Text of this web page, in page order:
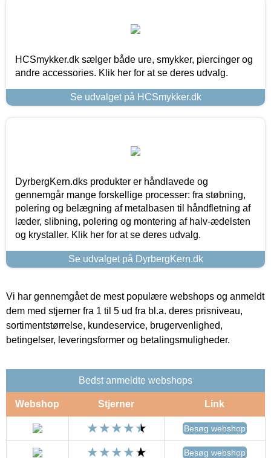
HCSmykker.dk sælger både ure, smykker, piercinger og
andre accessories. Klik her for at se deres udvalg.
Se udvalget på HCSmykker.dk
DyrbergKern.dks produkter er håndlavede og
gennemgår mange forskellige processer: fra støbning,
polering og belægning af metalbasen til håndfletning af
læder, slibning, polering og montering af halv-ædelsten
og krystaller. Klik her for at se deres udvalg.
Se udvalget på DyrbergKern.dk
Vi har gennemgået de mest populære webshops og anmeldt
dem med stjerner fra 1 til 5 ud fra bl.a. deres prisniveau,
sortimentstørrelse, kundeservice, brugervenlighed,
betingelser, leveringsformer og betalingsmuligheder.
Bedst anmeldte webshops
Webshop Stjerner Link
Besøg webshop
Besøg webshop